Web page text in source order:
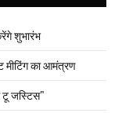
शुभारंभ
मीटिंग का आमंत्रण
टू जस्टिस"